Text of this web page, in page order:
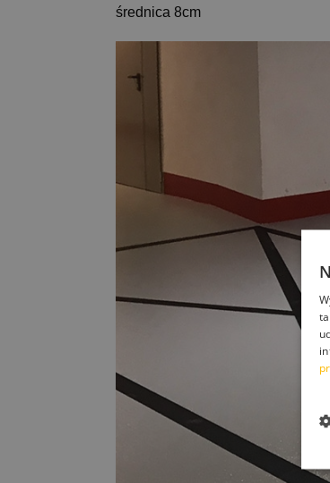
średnica 8cm